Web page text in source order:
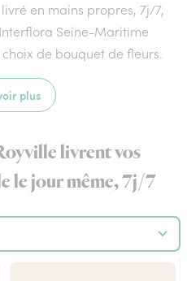
en mains propres, 7j/7,
Seine-Maritime
de bouquet de fleurs.
plus
livrent vos
le jour même, 7j/7